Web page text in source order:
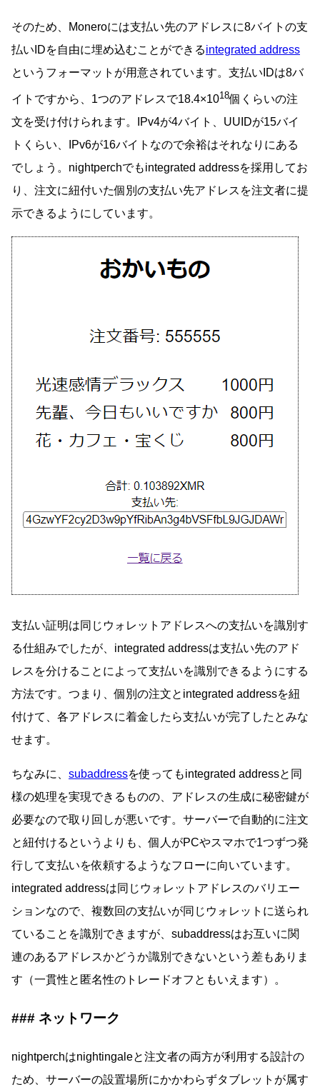
そのため、Moneroには支払い先のアドレスに8バイトの支
払いIDを自由に埋め込むことができるintegrated address
というフォーマットが用意されています。支払いIDは8バ
イトですから、1つのアドレスで18.4×1018個くらいの注
文を受け付けられます。IPv4が4バイト、UUIDが15バイ
トくらい、IPv6が16バイトなので余裕はそれなりにある
でしょう。nightperchでもintegrated addressを採用してお
り、注文に紐付いた個別の支払い先アドレスを注文者に提
示できるようにしています。
支払い証明は同じウォレットアドレスへの支払いを識別す
る仕組みでしたが、integrated addressは支払い先のアド
レスを分けることによって支払いを識別できるようにする
方法です。つまり、個別の注文とintegrated addressを紐
付けて、各アドレスに着金したら支払いが完了したとみな
せます。
ちなみに、 subaddressを使ってもintegrated addressと同
様の処理を実現できるものの、アドレスの生成に秘密鍵が
必要なので取り回しが悪いです。サーバーで自動的に注文
と紐付けるというよりも、個人がPCやスマホで1つずつ発
行して支払いを依頼するようなフローに向いています。
integrated addressは同じウォレットアドレスのバリエー
ションなので、複数回の支払いが同じウォレットに送られ
ていることを識別できますが、subaddressはお互いに関
連のあるアドレスかどうか識別できないという差もありま
す（一貫性と匿名性のトレードオフともいえます）。
ネットワーク
nightperchはnightingaleと注文者の両方が利用する設計の
ため、サーバーの設置場所にかかわらずタブレットが属す